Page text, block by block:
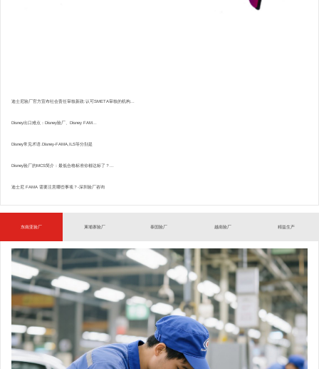
迪士尼验厂官方宣布社会责任审核新政:认可SMETA审核的机构...
Disney出口难点：Disney验厂、Disney FAM...
Disney常见术语.Disney-FAMA,ILS等分别是
Disney验厂的MCS简介：最低合格标准你都达标了？...
迪士尼 FAMA 需要注意哪些事项？-深圳验厂咨询
东南亚验厂 柬埔寨验厂 泰国验厂 越南验厂 精益生产